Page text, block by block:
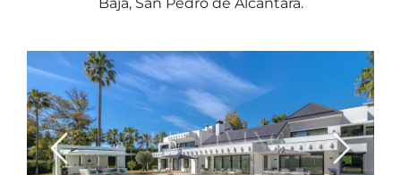
Previous Next